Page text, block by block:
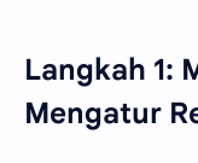
Langkah 1:
Mengatur